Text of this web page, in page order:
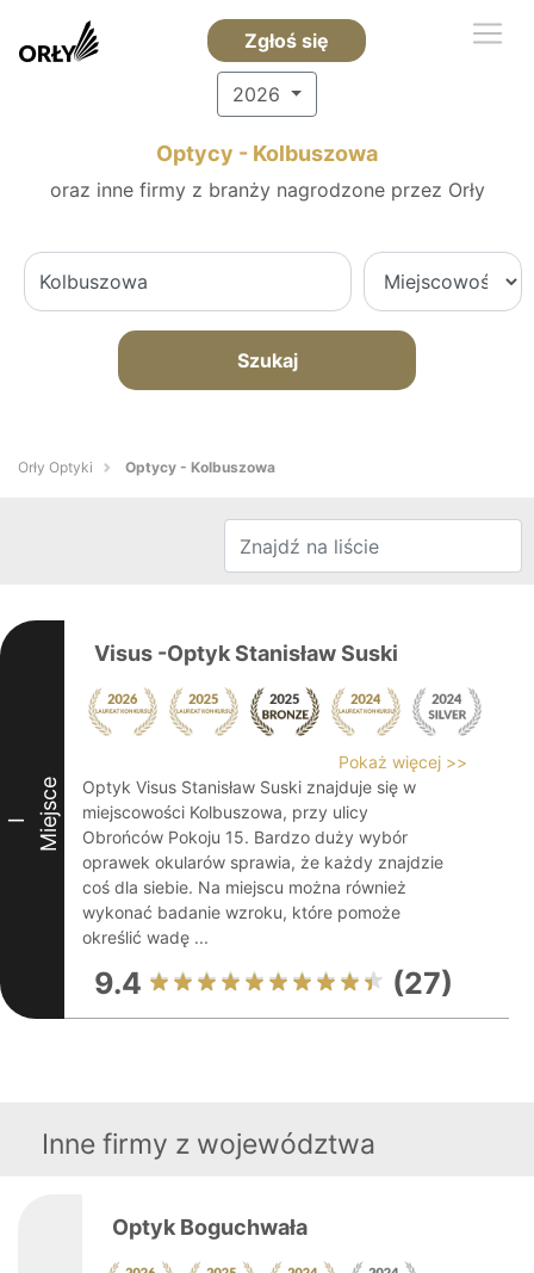
Zgłoś się
2026
Optycy - Kolbuszowa
oraz inne firmy z branży nagrodzone przez Orły
Szukaj
Orły Optyki Optycy - Kolbuszowa
I Miejsce
Visus -Optyk Stanisław Suski
Pokaż więcej >>
Optyk Visus Stanisław Suski znajduje się w
miejscowości Kolbuszowa, przy ulicy
Obrońców Pokoju 15. Bardzo duży wybór
oprawek okularów sprawia, że każdy znajdzie
coś dla siebie. Na miejscu można również
wykonać badanie wzroku, które pomoże
określić wadę ...
9.4 (27)
Inne firmy z województwa
Optyk Boguchwała